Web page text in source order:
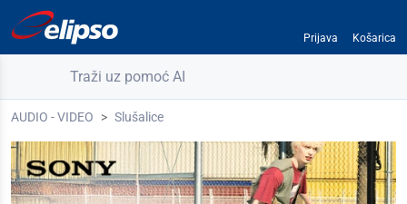
Prijava Košarica
Traži uz pomoć AI
AUDIO - VIDEO Slušalice